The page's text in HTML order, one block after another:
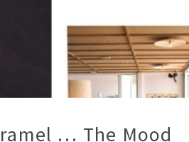
… The Mood